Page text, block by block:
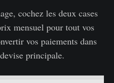
cochez les deux cases
mensuel pour tout vos
vos paiements dans
principale.